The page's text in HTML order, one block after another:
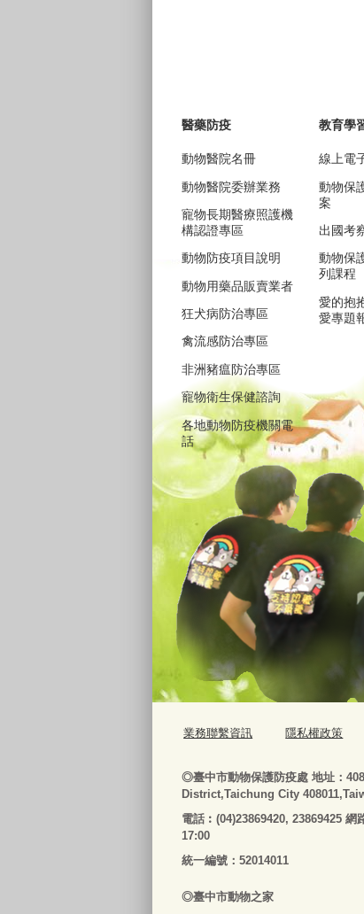
醫藥防疫
動物醫院名冊
動物醫院委辦業務
寵物長期醫療照護機
構認證專區
動物防疫項目說明
動物用藥品販賣業者
狂犬病防治專區
禽流感防治專區
非洲豬瘟防治專區
寵物衛生保健諮詢
各地動物防疫機關電
話
教育學
線上電
動物保
案
出國考
動物保
列課程
愛的抱
愛專題
業務聯繫資訊 隱私權政策
◎臺中市動物保護防疫處 地址：
District,Taichung City
電話 ︰ (04)23869420, 23869425 網
17:00
統一編號：52014011
◎臺中市動物之家